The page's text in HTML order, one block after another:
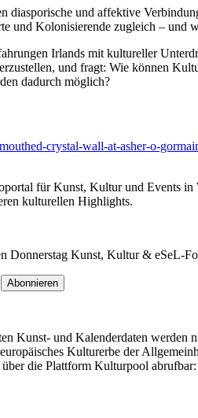
diasporische und affektive
und Kolonisierende zugleich – und
Irlands mit kultureller
und fragt: Wie können
dadurch möglich?
Visit
Imani Rameses
Performance Laboratory.
crystal-wall-at-asher-o-
für Kunst, Kultur und Events
kulturellen Highlights.
Donnerstag Kunst, Kultur & eSeL-
Abonnieren
Kunst- und Kalenderdaten werden
Kulturerbe der
über die Plattform Kulturpool